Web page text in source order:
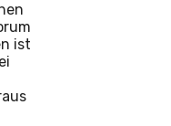
ist